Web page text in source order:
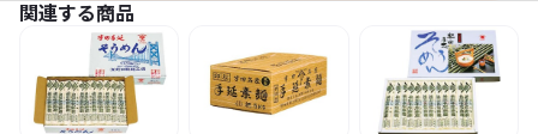
関連する商品